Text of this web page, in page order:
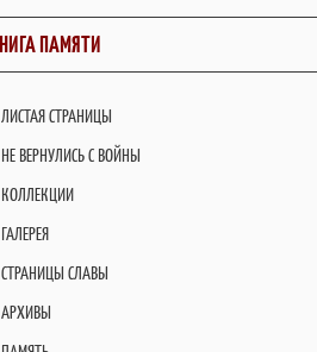
ПАМЯТИ
ЛИСТАЯ СТРАНИЦЫ
НЕ ВЕРНУЛИСЬ С ВОЙНЫ
КОЛЛЕКЦИИ
ГАЛЕРЕЯ
СТРАНИЦЫ СЛАВЫ
АРХИВЫ